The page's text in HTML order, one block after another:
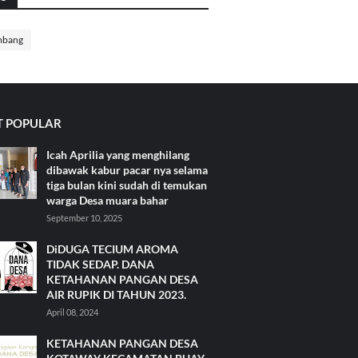
POPULAR
Icah Aprilia yang menghilang
dibawak kabur pacar nya selama
tiga bulan kini sudah di temukan
warga Desa muara bahar
September 10, 2025
DiDUGA TECIUM AROMA
TIDAK SEDAP. DANA
KETAHANAN PANGAN DESA
AIR RUPIK DI TAHUN 2023.
April 08, 2024
KETAHANAN PANGAN DESA